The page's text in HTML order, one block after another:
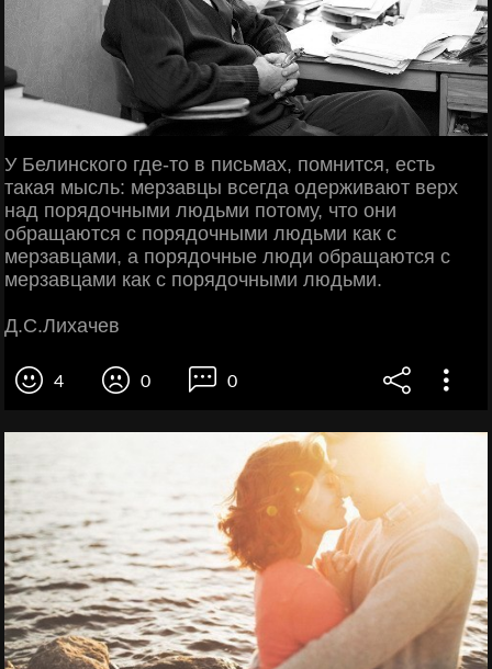
У Белинского где-то в письмах, помнится, есть
такая мысль: мерзавцы всегда одерживают верх
над порядочными людьми потому, что они
обращаются с порядочными людьми как с
мерзавцами, а порядочные люди обращаются с
мерзавцами как с порядочными людьми.
Д.С.Лихачев
4 0 0